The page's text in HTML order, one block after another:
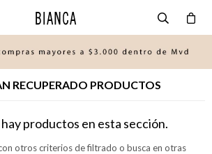
RECUPERADO PRODUCTOS
productos en esta sección.
otros criterios de filtrado o busca en otras